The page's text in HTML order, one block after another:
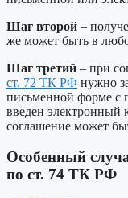
Шаг второй –
же может быть в
Шаг третий – при
ст. 72 ТК РФ нужно
письменной форме с
введен
соглашение может
Особенный
по ст. 74 ТК РФ